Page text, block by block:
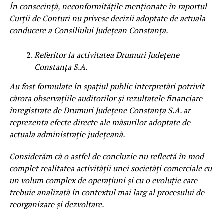
În consecință, neconformitățile menționate în raportul
Curții de Conturi nu privesc decizii adoptate de actuala
conducere a Consiliului Județean Constanța.
Referitor la activitatea Drumuri Județene
Constanța S.A.
Au fost formulate în spațiul public interpretări potrivit
cărora observațiile auditorilor și rezultatele financiare
înregistrate de Drumuri Județene Constanța S.A. ar
reprezenta efecte directe ale măsurilor adoptate de
actuala administrație județeană.
Considerăm că o astfel de concluzie nu reflectă în mod
complet realitatea activității unei societăți comerciale cu
un volum complex de operațiuni și cu o evoluție care
trebuie analizată în contextul mai larg al procesului de
reorganizare și dezvoltare.